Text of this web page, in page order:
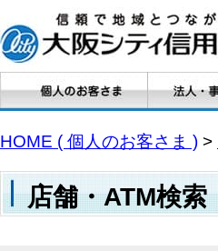
HOME ( 個人のお客さま ) >
店舗・ATM検索